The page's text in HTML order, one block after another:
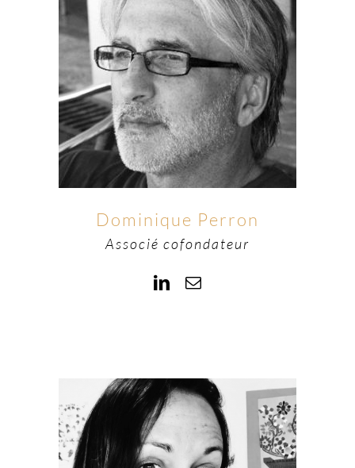
Dominique Perron
Associé cofondateur